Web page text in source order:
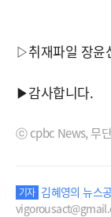
▷취재파일 장윤
▶감사합니다.
ⓒ cpbc News, 무단
기자 김혜영의 뉴스